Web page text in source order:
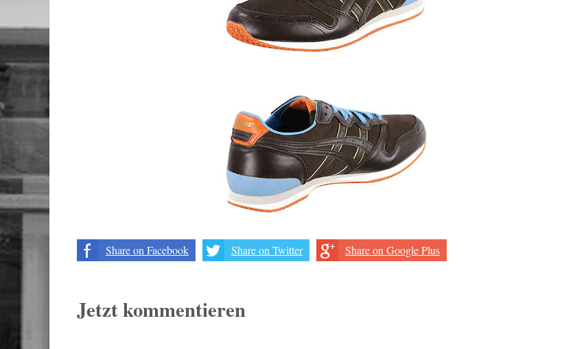
Share on Facebook Share on Twitter Share on Google Plus
Jetzt kommentieren